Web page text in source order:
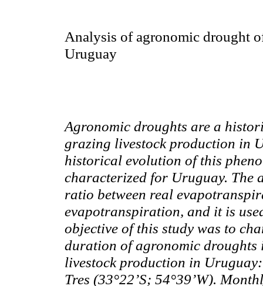
Analysis of agronomic drought
Uruguay
Agronomic droughts are a
grazing livestock production in
historical evolution of this
characterized for Uruguay. The
ratio between real
evapotranspiration, and it is
objective of this study was to
duration of agronomic
livestock production in Uruguay:
Tres (33°22’S; 54°39’W).